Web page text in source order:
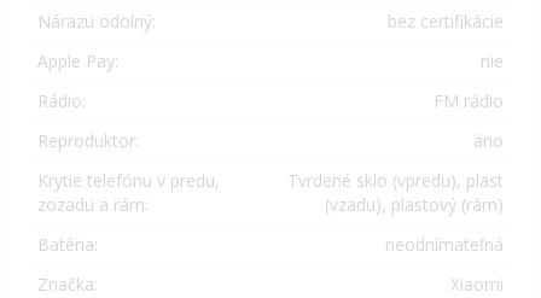
Nárazu odolný:
bez certifikácie
Apple Pay:
nie
Rádio:
FM rádio
Reproduktor:
áno
Krytie telefónu v predu,
zozadu a rám:
Tvrdené sklo (vpredu), plast
(vzadu), plastový (rám)
Batéria:
neodnímateľná
Značka:
Xiaomi